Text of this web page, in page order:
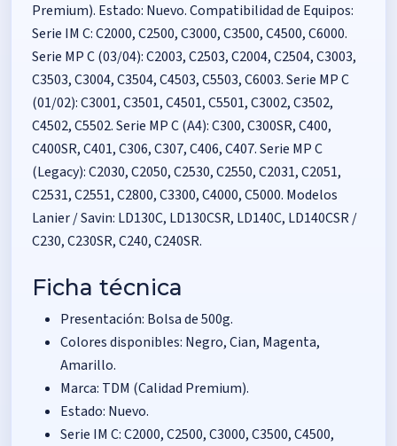
Premium). Estado: Nuevo. Compatibilidad de Equipos:
Serie IM C: C2000, C2500, C3000, C3500, C4500, C6000.
Serie MP C (03/04): C2003, C2503, C2004, C2504, C3003,
C3503, C3004, C3504, C4503, C5503, C6003. Serie MP C
(01/02): C3001, C3501, C4501, C5501, C3002, C3502,
C4502, C5502. Serie MP C (A4): C300, C300SR, C400,
C400SR, C401, C306, C307, C406, C407. Serie MP C
(Legacy): C2030, C2050, C2530, C2550, C2031, C2051,
C2531, C2551, C2800, C3300, C4000, C5000. Modelos
Lanier / Savin: LD130C, LD130CSR, LD140C, LD140CSR /
C230, C230SR, C240, C240SR.
Ficha técnica
Presentación: Bolsa de 500g.
Colores disponibles: Negro, Cian, Magenta,
Amarillo.
Marca: TDM (Calidad Premium).
Estado: Nuevo.
Serie IM C: C2000, C2500, C3000, C3500, C4500,